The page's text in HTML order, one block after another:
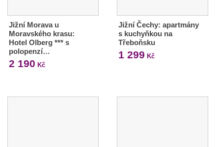
Jižní Morava u
Moravského krasu:
Hotel Olberg *** s
polopenzí…
2 190 Kč
Jižní Čechy: apartmány
s kuchyňkou na
Třeboňsku
1 299 Kč